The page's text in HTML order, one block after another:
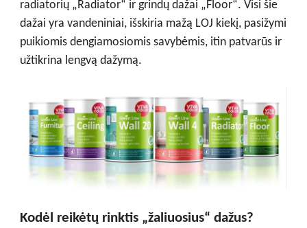
radiatorių „Radiator“ ir grindų dažai „Floor“. Visi šie
dažai yra vandeniniai, išskiria mažą LOJ kiekį, pasižymi
puikiomis dengiamosiomis savybėmis, itin patvarūs ir
užtikrina lengvą dažymą.
Kodėl reikėtų rinktis „žaliuosius“ dažus?